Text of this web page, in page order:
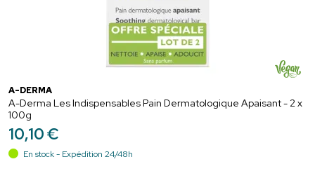
A-DERMA
A-Derma Les Indispensables Pain Dermatologique Apaisant - 2 x
100g
10,10€
En stock - Expédition 24/48h